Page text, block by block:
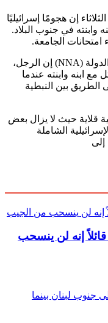
إن هجومًا إسرائيليًا
في جنوب البلاد.
الجامعة.
قالت الوكالة الوطنية للإعلام التي تديرها الدولة (NNA) إن الرجل،
ابنه وابنته عندما
بين النبطية
قلاية حيث لا يزال بعض
الشاملة
إلى
إنه لن ينسحب